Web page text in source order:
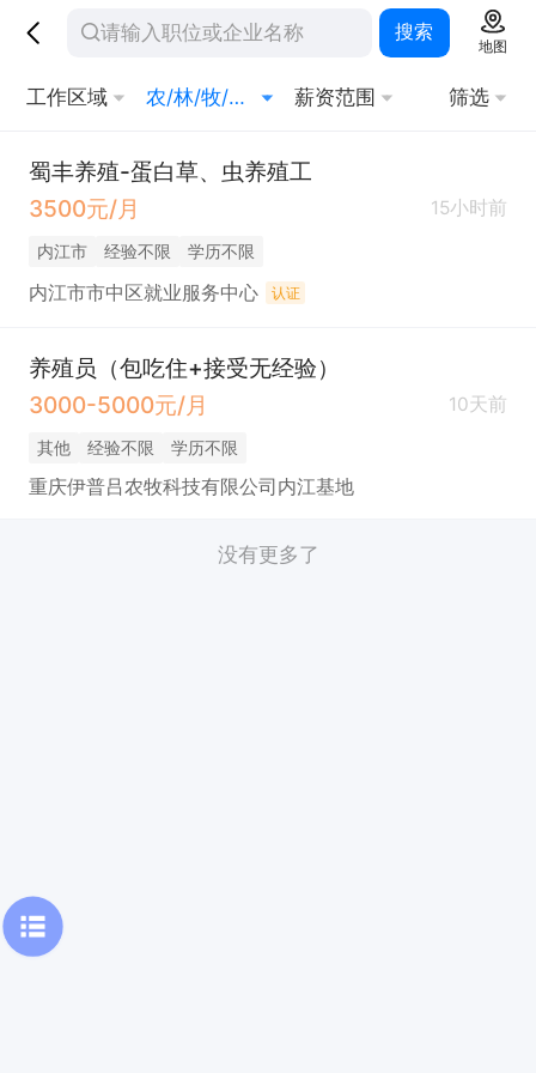
搜索
地图
工作区域 农/林/牧/渔业 薪资范围 筛选
蜀丰养殖-蛋白草、虫养殖工
3500元/月
15小时前
内江市 经验不限 学历不限
内江市市中区就业服务中心 认证
养殖员（包吃住+接受无经验）
3000-5000元/月
10天前
其他 经验不限 学历不限
重庆伊普吕农牧科技有限公司内江基地
没有更多了